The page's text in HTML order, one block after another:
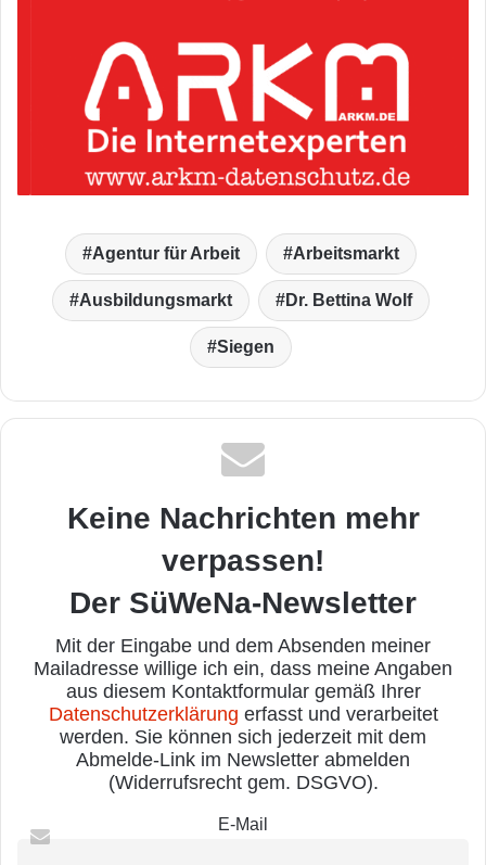
Agentur für Arbeit Arbeitsmarkt
Ausbildungsmarkt Dr. Bettina Wolf
Siegen
Keine Nachrichten mehr
verpassen!
Der SüWeNa-Newsletter
Mit der Eingabe und dem Absenden meiner
Mailadresse willige ich ein, dass meine Angaben
aus diesem Kontaktformular gemäß Ihrer
Datenschutzerklärung erfasst und verarbeitet
werden. Sie können sich jederzeit mit dem
Abmelde-Link im Newsletter abmelden
(Widerrufsrecht gem. DSGVO).
E-Mail